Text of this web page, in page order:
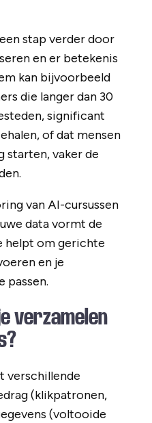
stap verder door
en er betekenis
kan bijvoorbeeld
die langer dan 30
significant
of dat mensen
starten, vaker de
van AI-cursussen
data vormt de
helpt om gerichte
en je
passen.
verzamelen
verschillende
(klikpatronen,
(voltooide